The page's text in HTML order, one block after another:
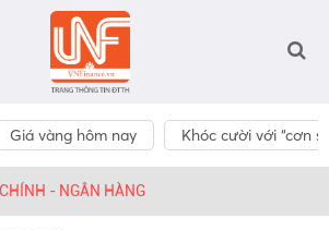
Giá vàng hôm nay Khóc cười với “cơn
- NGÂN HÀNG